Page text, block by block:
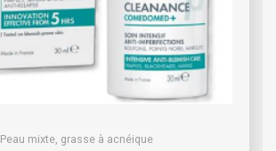
Peau mixte, grasse à acnéique